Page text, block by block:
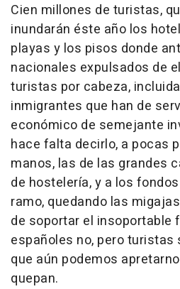
Cien millones de turistas,
inundarán éste año los
playas y los pisos donde
nacionales expulsados de
turistas por cabeza,
inmigrantes que han de
económico de semejante
hace falta decirlo, a pocas
manos, las de las grandes
de hostelería, y a los
ramo, quedando las
de soportar el insoportable
españoles no, pero turistas
que aún podemos
quepan.